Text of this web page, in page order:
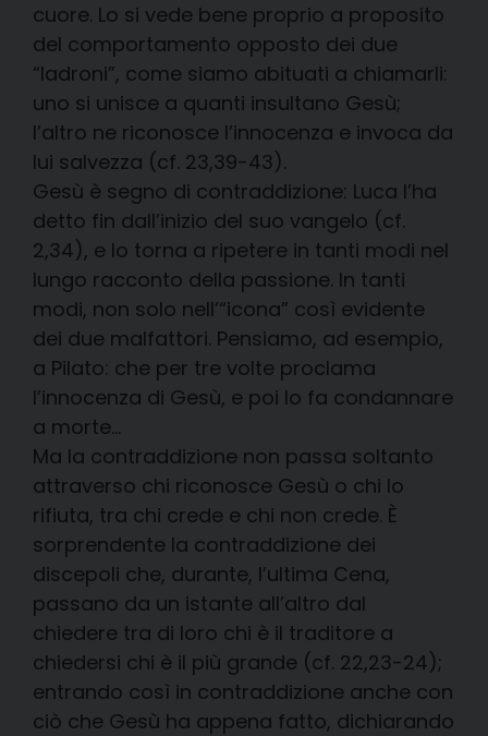
cuore. Lo si vede bene proprio a proposito
del comportamento opposto dei due
“ladroni”, come siamo abituati a chiamarli:
uno si unisce a quanti insultano Gesù;
l’altro ne riconosce l’innocenza e invoca da
lui salvezza (cf. 23,39-43).
Gesù è segno di contraddizione: Luca l’ha
detto fin dall’inizio del suo vangelo (cf.
2,34), e lo torna a ripetere in tanti modi nel
lungo racconto della passione. In tanti
modi, non solo nell’“icona” così evidente
dei due malfattori. Pensiamo, ad esempio,
a Pilato: che per tre volte proclama
l’innocenza di Gesù, e poi lo fa condannare
a morte…
Ma la contraddizione non passa soltanto
attraverso chi riconosce Gesù o chi lo
rifiuta, tra chi crede e chi non crede. È
sorprendente la contraddizione dei
discepoli che, durante, l’ultima Cena,
passano da un istante all’altro dal
chiedere tra di loro chi è il traditore a
chiedersi chi è il più grande (cf. 22,23-24);
entrando così in contraddizione anche con
ciò che Gesù ha appena fatto, dichiarando